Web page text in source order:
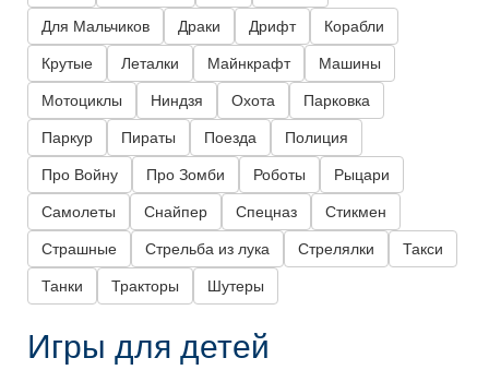
Для Мальчиков Драки Дрифт Корабли
Крутые Леталки Майнкрафт Машины
Мотоциклы Ниндзя Охота Парковка
Паркур Пираты Поезда Полиция
Про Войну Про Зомби Роботы Рыцари
Самолеты Снайпер Спецназ Стикмен
Страшные Стрельба из лука Стрелялки Такси
Танки Тракторы Шутеры
Игры для детей